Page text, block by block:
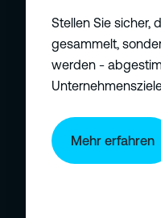
Stellen Sie sicher,
gesammelt,
werden -
Mehr erfahren